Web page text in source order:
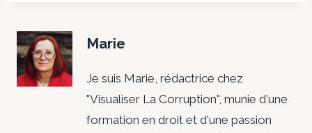
Marie
Je suis Marie, rédactrice chez
"Visualiser La Corruption", munie d'une
formation en droit et d'une passion